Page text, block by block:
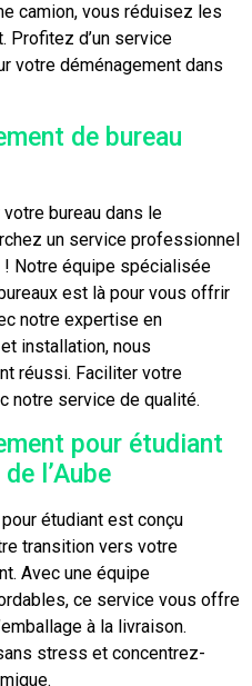
camion, vous réduisez les
Profitez d’un service
votre déménagement dans
de bureau
bureau dans le
un service professionnel
Notre équipe spécialisée
est là pour vous offrir
notre expertise en
installation, nous
réussi. Faciliter votre
notre service de qualité.
pour étudiant
l’Aube
étudiant est conçu
transition vers votre
Avec une équipe
ce service vous offre
à la livraison.
stress et concentrez-